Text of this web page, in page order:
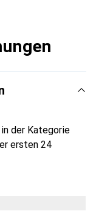
der Kategorie
ersten 24